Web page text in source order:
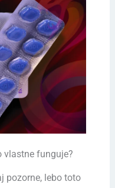
vlastne funguje?
pozorne, lebo toto